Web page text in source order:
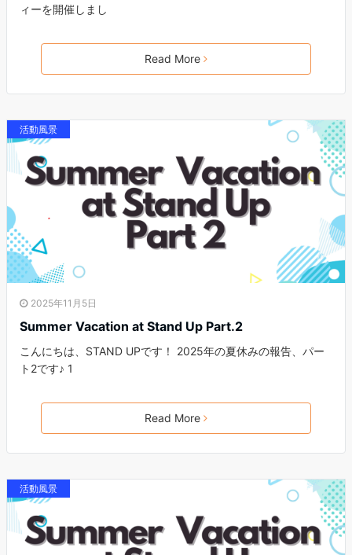
ィーを開催しまし
Read More
活動風景
2025年11月5日
Summer Vacation at Stand Up Part.2
こんにちは、STAND UPです！ 2025年の夏休みの報告、パー
ト2です♪ 1
Read More
活動風景